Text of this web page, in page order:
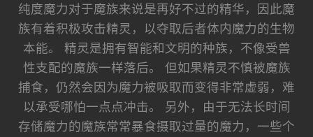
纯度魔力对于魔族来说是再好不过的精华，因此魔
族有着积极攻击精灵，以夺取后者体内魔力的生物
本能。 精灵是拥有智能和文明的种族，不像受兽
性支配的魔族一样落后。 但如果精灵不慎被魔族
捕食，仍然会因为魔力被吸取而变得非常虚弱，难
以承受哪怕一点点冲击。 另外，由于无法长时间
存储魔力的魔族常常暴食摄取过量的魔力，一些个